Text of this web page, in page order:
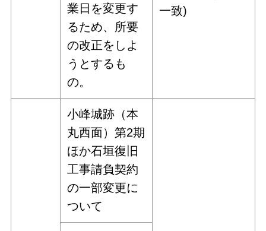
一致)
業日を変更す
るため、所要
の改正をしよ
うとするも
の。
小峰城跡（本
丸西面）第2期
ほか石垣復旧
工事請負契約
の一部変更に
ついて